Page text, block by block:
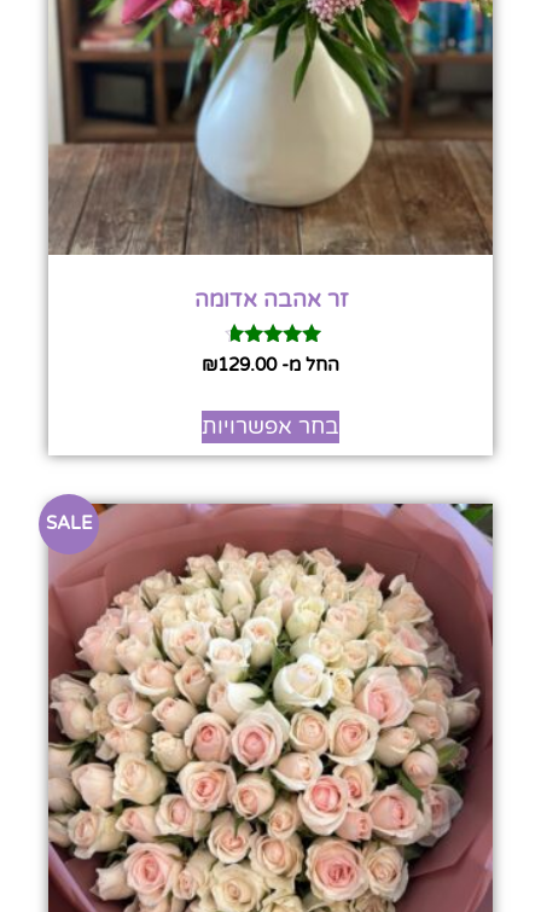
זר אהבה אדומה
דורגהחל מ- ₪129.00
בחר אפשרויות
SALE